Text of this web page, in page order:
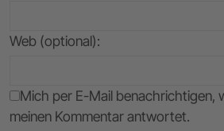
Web (optional):
Mich per E-Mail benachrichtigen,
meinen Kommentar antwortet.